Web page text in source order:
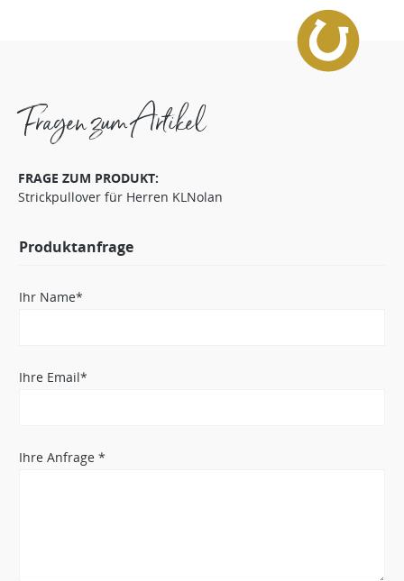
Fragen zum Artikel
FRAGE ZUM PRODUKT:
Strickpullover für Herren KLNolan
Produktanfrage
Ihr Name*
Ihre Email*
Ihre Anfrage *